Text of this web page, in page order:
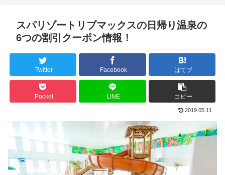
スパリゾートリブマックスの日帰り温泉の
6つの割引クーポン情報！
Twitter Facebook はてブ
Pocket LINE コピー
2019.05.11